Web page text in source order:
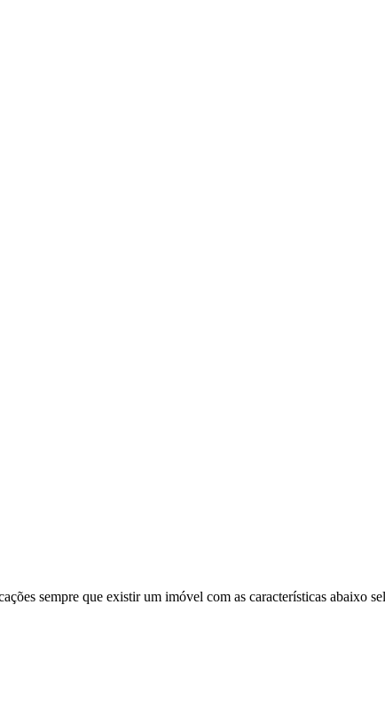
sempre que existir um imóvel com as características abaixo